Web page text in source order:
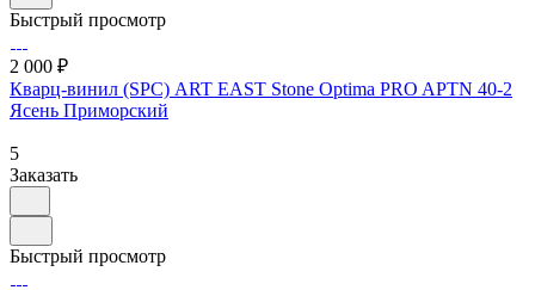
Быстрый просмотр
2 000 ₽
Кварц-винил (SPC) ART EAST Stone Optima PRO APTN 40-2
Ясень Приморский
5
Заказать
Быстрый просмотр